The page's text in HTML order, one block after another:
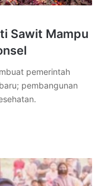
Sawit Mampu
pemerintah
pembangunan